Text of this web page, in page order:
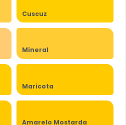
Cuscuz
Mineral
Maricota
Amarelo Mostarda